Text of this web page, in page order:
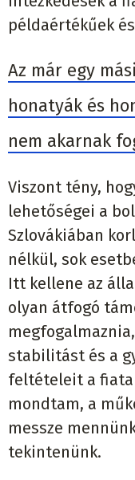
példaértékűek
Az már egy
honatyák és
nem akarnak
Viszont tény,
lehetőségei a
Szlovákiában
nélkül, sok
Itt kellene az
olyan átfogó
stabilitást és a
feltételeit a fiatal
mondtam, a
messze
tekintenünk.